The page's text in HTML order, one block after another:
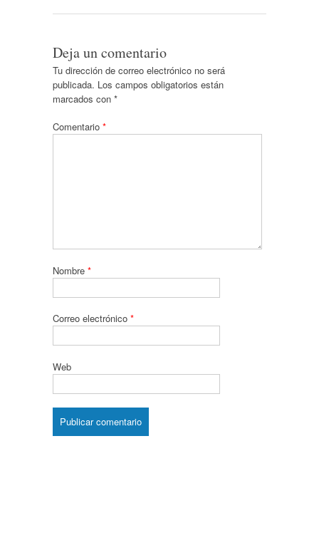
Deja un comentario
Tu dirección de correo electrónico no será
publicada. Los campos obligatorios están
marcados con *
Comentario *
Nombre *
Correo electrónico *
Web